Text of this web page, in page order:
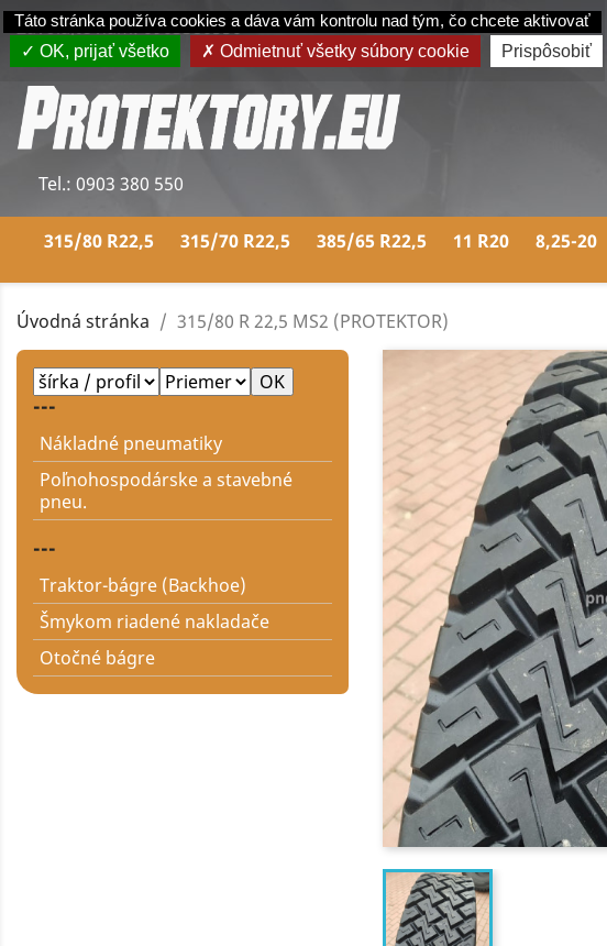
Zavolajte nám:0903380550
Tel.: 0903 380 550
315/80 R22,5 315/70 R22,5 385/65 R22,5 11 R20 8,25-20
Úvodná stránka 315/80 R 22,5 MS2 (PROTEKTOR)
---
Nákladné pneumatiky
Poľnohospodárske a stavebné
pneu.
---
Traktor-bágre (Backhoe)
Šmykom riadené nakladače
Otočné bágre
Panel riadenia súborov cookie
Táto stránka používa cookies a dáva vám kontrolu nad tým, čo chcete aktivovať
OK, prijať všetko
Odmietnuť všetky súbory cookie Prispôsobiť